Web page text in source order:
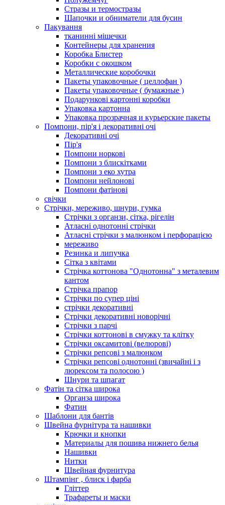
Стразы и термостразы
Шапочки и обниматели для бусин
Пакування
тканинні мішечки
Контейнеры для хранения
Коробка Блистер
Коробки с окошком
Металлические коробочки
Пакеты упаковочные ( целлофан )
Пакеты упаковочные ( бумажные )
Подарункові картонні коробки
Упаковка картонна
Упаковка прозрачная и курьерские пакеты
Помпони, пір'я і декоративні очі
Декоративні очі
Пір'я
Помпони норкові
Помпони з блискітками
Помпони з еко хутра
Помпони нейлонові
Помпони фатінові
свічки
Стрічки, мереживо, шнури, гумка
Стрічки з органзи, сітка, рігелін
Атласні однотонні стрічки
Атласні стрічки з малюнком і перфорацією
мереживо
Резинка и липучка
Сітка з квітами
Стрічка коттонова "Однотонна" з металевим
кантом
Стрічка прапор
Стрічки по супер ціні
стрічки декоративні
Стрічки декоративні новорічні
Стрічки з парчі
Стрічки коттонові в смужку та клітку
Стрічки оксамитові (велюрові)
Стрічки репсові з малюнком
Стрічки репсові однотонні (звичайні і з
люрексом та полосою )
Шнури та шпагат
Фатін та сітка широка
Органза широка
Фатин
Шаблони для бантів
Швейна фурнітура та нашивки
Крючки и кнопки
Материалы для пошива нижнего белья
Нашивки
Нитки
Швейная фурнитура
Штампінг , блиск і фарба
Гліттер
Трафареты и маски